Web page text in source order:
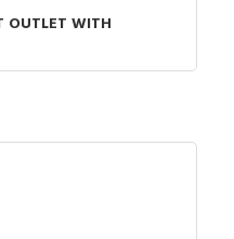
OUTLET WITH